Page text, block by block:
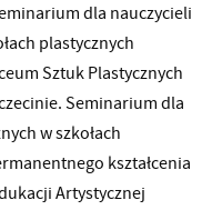
dla nauczycieli
plastycznych
Sztuk Plastycznych
Seminarium dla
w szkołach
kształcenia
Artystycznej